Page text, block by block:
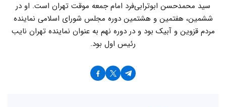
سید محمدحسن ابوترابی‌فرد امام جمعه موقت تهران است. او در
ششمین، هفتمین و هشتمین دوره مجلس شورای اسلامی نماینده
مردم قزوین و آبیک بود و در دوره نهم به عنوان نماینده تهران نایب
رئیس اول بود.